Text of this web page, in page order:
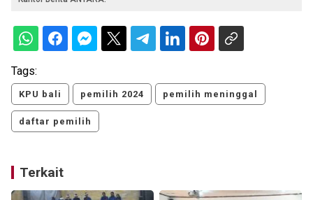
Tags:
KPU bali pemilih 2024 pemilih meninggal
daftar pemilih
Terkait